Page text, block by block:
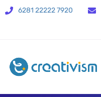
6281 22222 7920